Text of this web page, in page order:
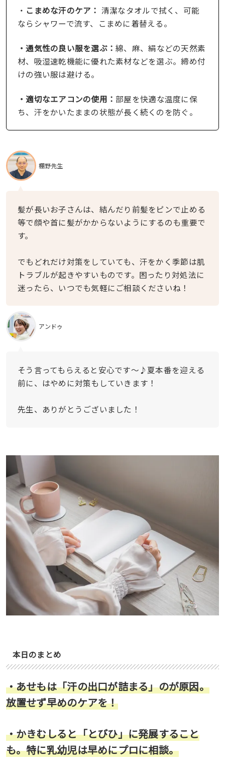
・ こまめな汗のケア： 清潔なタオルで拭く、可能
ならシャワーで流す、こまめに着替える。
・通気性の良い服を選ぶ：綿、麻、絹などの天然素
材、吸湿速乾機能に優れた素材などを選ぶ。締め付
けの強い服は避ける。
・適切なエアコンの使用： 部屋を快適な温度に保
ち、汗をかいたままの状態が長く続くのを防ぐ。
棚野先生
髪が長いお子さんは、結んだり前髪をピンで止める
等で顔や首に髪がかからないようにするのも重要で
す。
でもどれだけ対策をしていても、汗をかく季節は肌
トラブルが起きやすいものです。困ったり対処法に
迷ったら、いつでも気軽にご相談くださいね！
アンドゥ
そう言ってもらえると安心です〜♪夏本番を迎える
前に、はやめに対策もしていきます！
先生、ありがとうございました！
本日のまとめ
・あせもは「汗の出口が詰まる」のが原因。
放置せず早めのケアを！
・かきむしると「とびひ」に発展すること
も。特に乳幼児は早めにプロに相談。